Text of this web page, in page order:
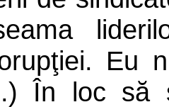
Eu
În loc să